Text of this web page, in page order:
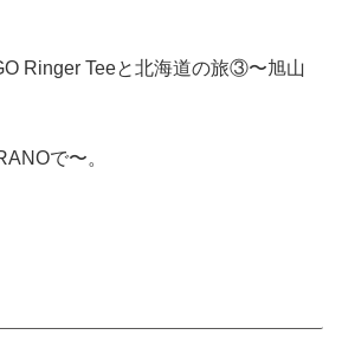
Ringer Teeと北海道の旅③〜旭山
で〜。